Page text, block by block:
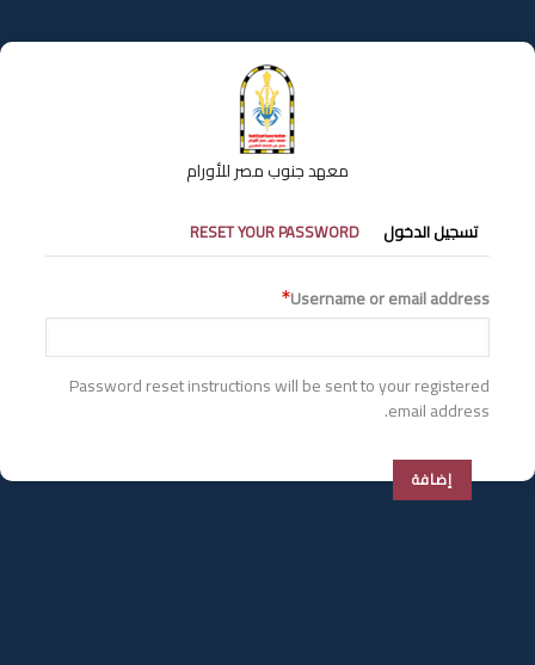
إلى
المحتوى
معهد جنوب مصر للأورام
التبويبات
الأساسية
تسجيل الدخول RESET YOUR PASSWORD
Username or email address
Password reset instructions will be sent to your registered
email address.